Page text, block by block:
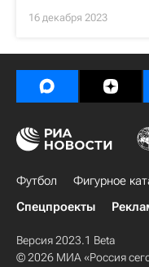
16 декабря 2023
Футбол Фигурное
Спецпроекты
Версия 2023.1 Beta
© 2026 МИА «Россия